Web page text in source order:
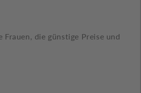
die günstige Preise und